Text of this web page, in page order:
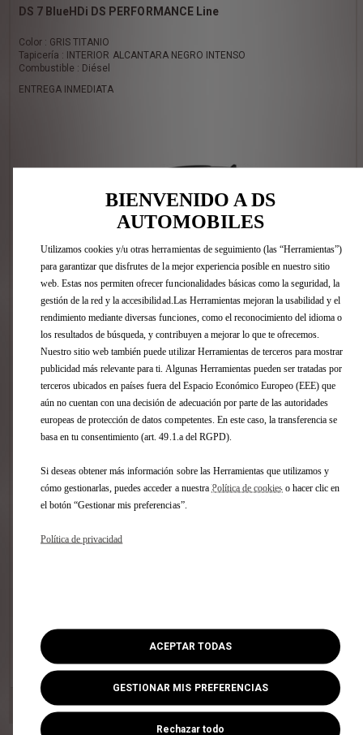
DS 7 BlueHDi DS PERFORMANCE Line
Color : GRIS TITANIO
Tapicería : INTERIOR ALCANTARA NEGRO INTENSO
Combustible : Diésel
ENTREGA INMEDIATA
3 Opcion(es) :
- TECHO PANORÁMICO practicable (con ocultador motorizado y
alumbrado interior de LED)
- PACK CONFORT DS PERFORMANCE LINE
- Retrovisores color negro estándar
53.476 €IVA INCLUÍDO
Tasación :
Estime, sin compromiso, la tasación de
su vehículo en pocos clics sin importar
DS STORE VALENCIA
Avda. Tres Cruces, 38 46014 Valencia
BIENVENIDO A DS
AUTOMOBILES
Utilizamos cookies y/u otras herramientas de seguimiento (las “Herramientas”)
para garantizar que disfrutes de la mejor experiencia posible en nuestro sitio
web. Estas nos permiten ofrecer funcionalidades básicas como la seguridad, la
gestión de la red y la accesibilidad.Las Herramientas mejoran la usabilidad y el
rendimiento mediante diversas funciones, como el reconocimiento del idioma o
los resultados de búsqueda, y contribuyen a mejorar lo que te ofrecemos.
Nuestro sitio web también puede utilizar Herramientas de terceros para mostrar
publicidad más relevante para ti. Algunas Herramientas pueden ser tratadas por
terceros ubicados en países fuera del Espacio Económico Europeo (EEE) que
aún no cuentan con una decisión de adecuación por parte de las autoridades
europeas de protección de datos competentes. En este caso, la transferencia se
basa en tu consentimiento (art. 49.1.a del RGPD).
Si deseas obtener más información sobre las Herramientas que utilizamos y
cómo gestionarlas, puedes acceder a nuestra Política de cookieso hacer clic en
el botón “Gestionar mis preferencias”.
Política de privacidad
GESTIONAR MIS PREFERENCIAS
ACEPTAR TODAS
Rechazar todo